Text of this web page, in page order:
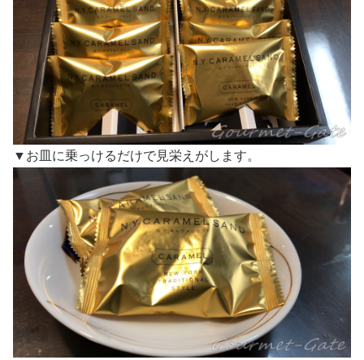
▼お皿に乗っけるだけで見栄えがします。